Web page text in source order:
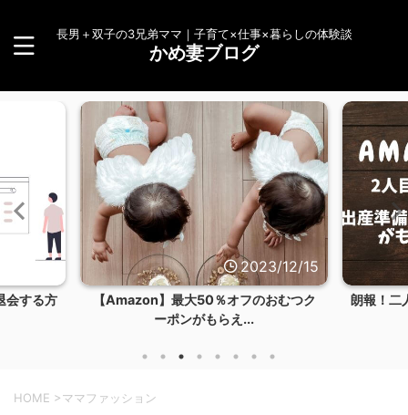
長男＋双子の3兄弟ママ｜子育て×仕事×暮らしの体験談
かめ妻ブログ
12/24
会する方
2023/12/15
【Amazon】最大50％オフのおむつク
ーポンがもらえ...
朗報！二
HOME >ママファッション